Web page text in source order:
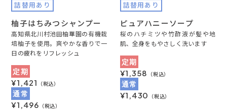
詰替用あり
柚子はちみつシャンプー
高知県北川村池田柚華園の有機栽
培柚子を使用。爽やかな香りで一
日の疲れをリフレッシュ
定期
¥1,421 （税込）
通常
¥1,496 （税込）
詰替用あり
ピュアハニーソープ
桜のハチミツや竹酢液が髪や地
肌、全身をもやさしく洗います
定期
¥1,358 （税込）
通常
¥1,430 （税込）